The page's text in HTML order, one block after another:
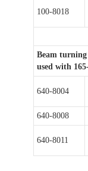
100-8018
Beam
used with
640-8004
640-8008
640-8011